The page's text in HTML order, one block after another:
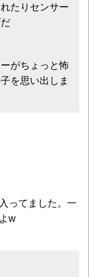
たりセンサー
がちょっと怖
を思い出しま
ってました。一
w